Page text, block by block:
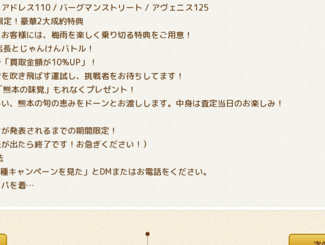
ドレス110 / バーグマンストリート / アヴェニス125
定！豪華2大成約特典
客様には、梅雨を楽しく乗り切る特典をご用意！
長とじゃんけんバトル！
買取金額が10%UP」！
吹き飛ばす運試し、挑戦者をお待ちしてます！
本の味覚」もれなくプレゼント！
、熊本の旬の恵みをドーンとお渡しします。中身は査定当日のお楽しみ！
発表されるまでの期間限定！
出たら終了です！お急ぎください！）
種キャンペーンを見た」とDMまたはお電話をください。
パを着…